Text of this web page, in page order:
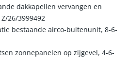
dakkapellen vervangen en
26/3999492
bestaande airco-buitenunit, 8-6-
zonnepanelen op zijgevel, 4-6-